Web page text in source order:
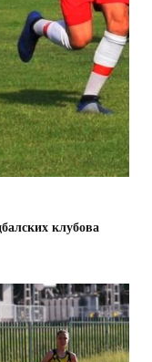
клубова